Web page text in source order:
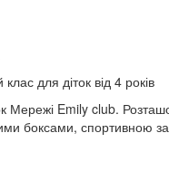
для діток від 4 років
Мережі Emily club.
боксами, спортивною